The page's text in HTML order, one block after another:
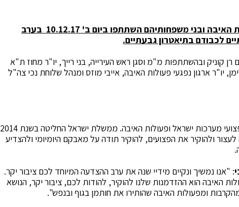
מאות פצועי מערכות ישראל ופעולות האיבה ובני משפחותיהם השתתפו ביום ב' 10.12.17 בערב
לכבודם בתיאטרון גבעתיים.
קוניק ובהשתתפות מ"מ וסגן ראש העירייה, בני רייך, יו"ר מחוז ת"א
יו"ר ארגון נפגעי פעולות האיבה, אייבי מוזס ומנהל שלוחת נכי צה"ל
בישראל, חיים כיום למעלה מ-70,000 פצועי מערכות ישראל ופעולות האיבה. ממשלת ישראל החליטה בשנת 2014
ולהוקיר את הפצועים, להוקיר תודה על מאבקם היומיומי ולהצדיע
: "אנו נמשיך ונקיים מידיי שנה את ערב ההצדעה המיוחד לכם ציבור יקר.
האיבה הוא ההזדמנות שלנו להוקיר, להודות לכם, ציבור יקר, הנושא
ומפעולות האיבה שהותירו את חותמן בגוף ובנפש".